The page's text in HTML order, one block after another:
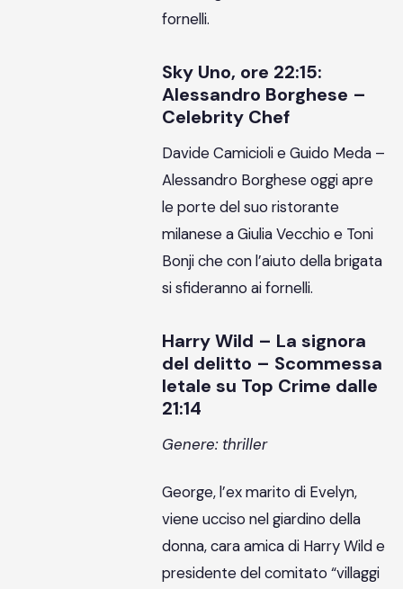
fornelli.
Sky Uno, ore 22:15:
Alessandro Borghese –
Celebrity Chef
Davide Camicioli e Guido Meda –
Alessandro Borghese oggi apre
le porte del suo ristorante
milanese a Giulia Vecchio e Toni
Bonji che con l’aiuto della brigata
si sfideranno ai fornelli.
Harry Wild – La signora
del delitto – Scommessa
letale su Top Crime dalle
21:14
Genere: thriller
George, l’ex marito di Evelyn,
viene ucciso nel giardino della
donna, cara amica di Harry Wild e
presidente del comitato “villaggi